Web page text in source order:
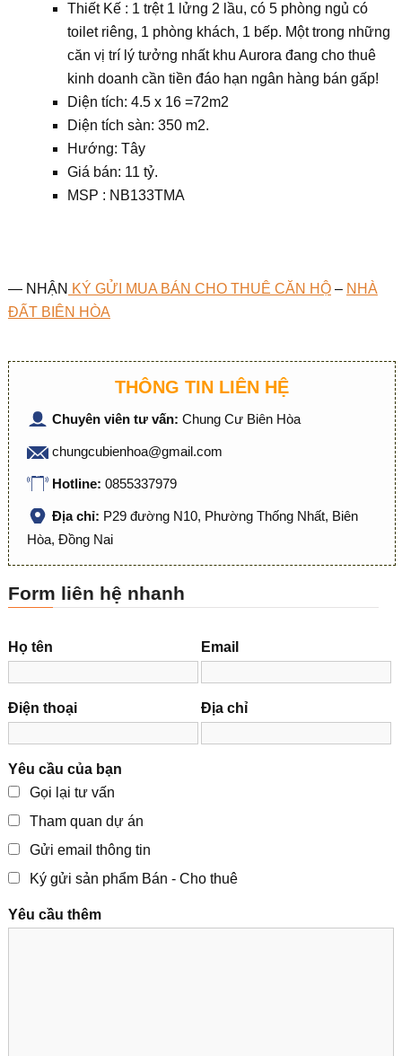
Thiết Kế : 1 trệt 1 lửng 2 lầu, có 5 phòng ngủ có
toilet riêng, 1 phòng khách, 1 bếp. Một trong những
căn vị trí lý tưởng nhất khu Aurora đang cho thuê
kinh doanh cần tiền đáo hạn ngân hàng bán gấp!
Diện tích: 4.5 x 16 =72m2
Diện tích sàn: 350 m2.
Hướng: Tây
Giá bán: 11 tỷ.
MSP : NB133TMA
— NHẬN KÝ GỬI MUA BÁN CHO THUÊ CĂN HỘ– NHÀ
ĐẤT BIÊN HÒA
THÔNG TIN LIÊN HỆ
Chuyên viên tư vấn: Chung Cư Biên Hòa
chungcubienhoa@gmail.com
Hotline: 0855337979
Địa chỉ: P29 đường N10, Phường Thống Nhất, Biên
Hòa, Đồng Nai
Form liên hệ nhanh
Họ tên Email
Điện thoại Địa chỉ
Yêu cầu của bạn
Gọi lại tư vấn
Tham quan dự án
Gửi email thông tin
Ký gửi sản phẩm Bán - Cho thuê
Yêu cầu thêm